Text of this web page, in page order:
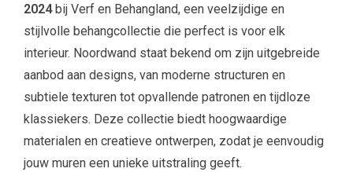
2024bij Verf en Behangland, een veelzijdige en
stijlvolle behangcollectie die perfect is voor elk
interieur. Noordwand staat bekend om zijn uitgebreide
aanbod aan designs, van moderne structuren en
subtiele texturen tot opvallende patronen en tijdloze
klassiekers. Deze collectie biedt hoogwaardige
materialen en creatieve ontwerpen, zodat je eenvoudig
jouw muren een unieke uitstraling geeft.